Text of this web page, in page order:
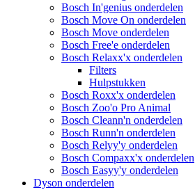
Bosch In'genius onderdelen
Bosch Move On onderdelen
Bosch Move onderdelen
Bosch Free'e onderdelen
Bosch Relaxx'x onderdelen
Filters
Hulpstukken
Bosch Roxx'x onderdelen
Bosch Zoo'o Pro Animal
Bosch Cleann'n onderdelen
Bosch Runn'n onderdelen
Bosch Relyy'y onderdelen
Bosch Compaxx'x onderdelen
Bosch Easyy'y onderdelen
Dyson onderdelen